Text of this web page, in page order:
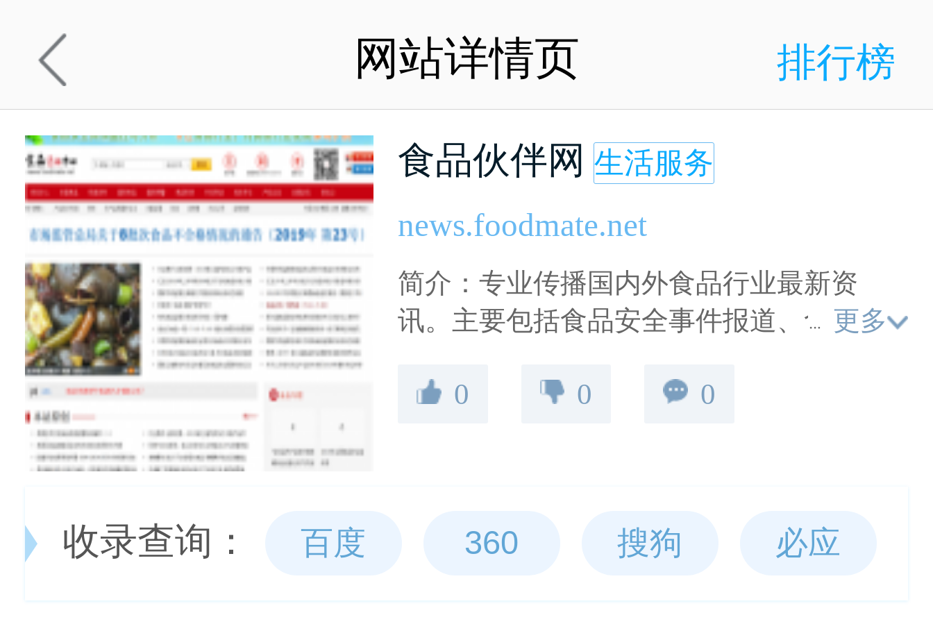
网站详情页 排行榜
食品伙伴网 生活服务
news.foodmate.net
简介：专业传播国内外食品行业最新资
讯。主要包括食品安全事件报道、食品标
信息通报、食品行业监管和企业动向、食
更多
0 0 0
收录查询： 百度 360 搜狗 必应